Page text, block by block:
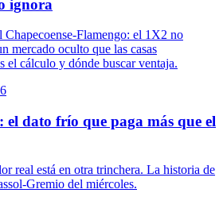
ignora
Chapecoense-Flamengo: el 1X2 no
mercado oculto que las casas
el cálculo y dónde buscar ventaja.
el dato frío que paga más que el
real está en otra trinchera. La historia de
Gremio del miércoles.